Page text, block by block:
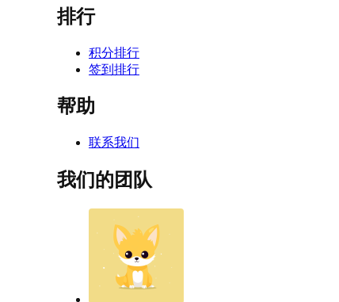
排行
积分排行
签到排行
帮助
联系我们
我们的团队